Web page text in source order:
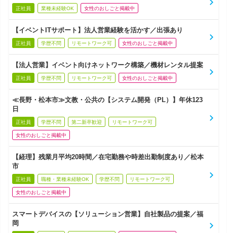
正社員 業種未経験OK 女性のおしごと掲載中
【イベントITサポート】法人営業経験を活かす／出張あり
正社員 学歴不問 リモートワーク可 女性のおしごと掲載中
【法人営業】イベント向けネットワーク構築／機材レンタル提案
正社員 学歴不問 リモートワーク可 女性のおしごと掲載中
≪長野・松本市≫文教・公共の【システム開発（PL）】年休123
日
正社員 学歴不問 第二新卒歓迎 リモートワーク可
女性のおしごと掲載中
【経理】残業月平均20時間／在宅勤務や時差出勤制度あり／松本
市
正社員 職種・業種未経験OK 学歴不問 リモートワーク可
女性のおしごと掲載中
スマートデバイスの【ソリューション営業】自社製品の提案／福
岡